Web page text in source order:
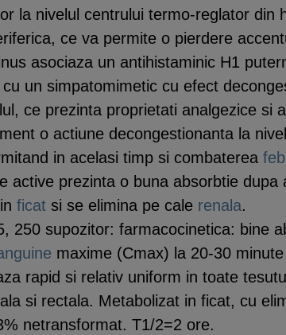
la nivelul centrului termo-reglator din
ce va permite o pierdere
asociaza un antihistaminic H1
un simpatomimetic cu efect
ce prezinta proprietati analgezice si
o actiune decongestionanta la
in acelasi timp si combaterea
active prezinta o buna absorbtie dupa
ficat si se elimina pe cale renala.
250 supozitor: farmacocinetica: bine
maxime (Cmax) la 20-30
rapid si relativ uniform in toate
si rectala. Metabolizat in ficat, cu
netransformat. T1/2=2 ore.